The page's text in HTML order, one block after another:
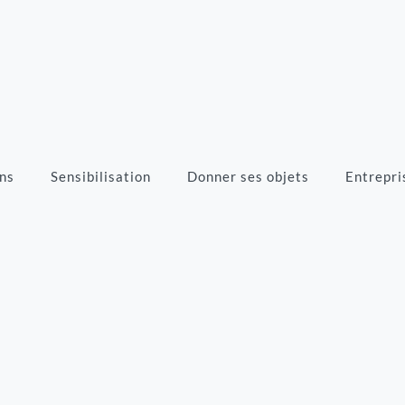
Sensibilisation Donner ses objets